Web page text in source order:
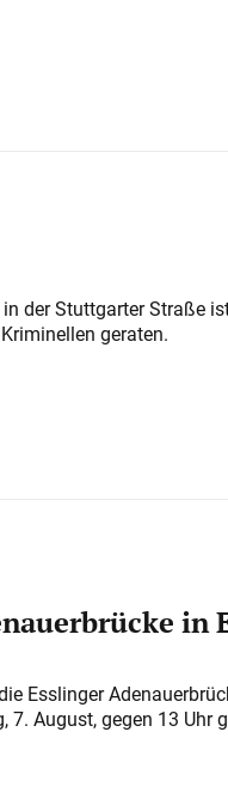
der Stuttgarter Straße
geraten.
in
Esslinger
August, gegen 13 Uhr